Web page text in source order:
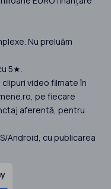
Nu preluăm
5★.
video filmate în
pe fiecare
aferentă, pentru
Android, cu publicarea